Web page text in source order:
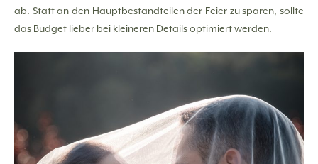
ab. Statt an den Hauptbestandteilen der Feier zu sparen, sollte
das Budget lieber bei kleineren Details optimiert werden.